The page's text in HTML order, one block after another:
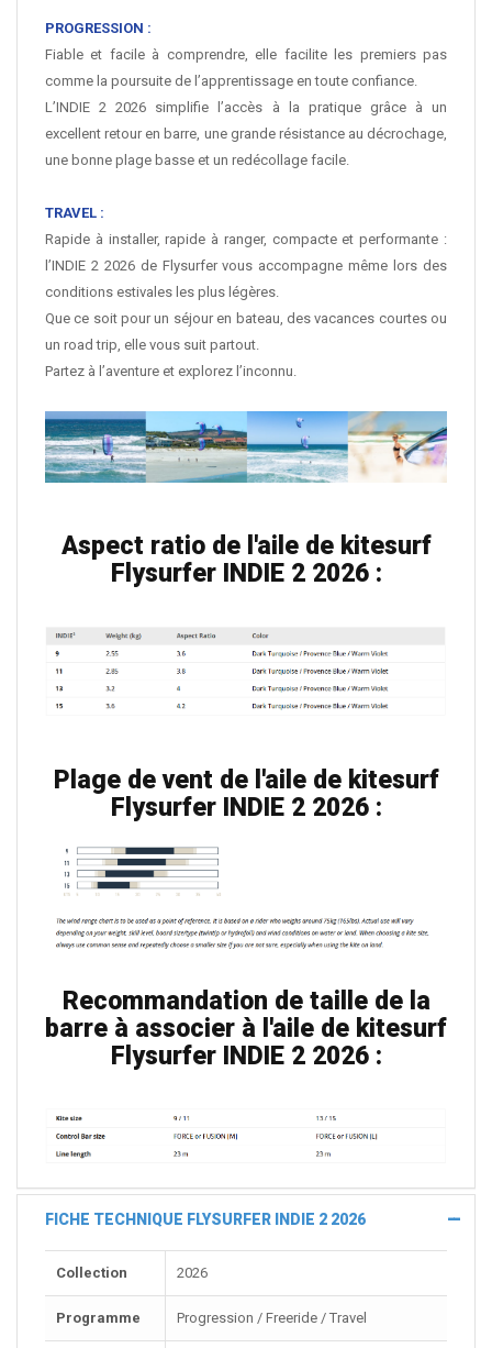
PROGRESSION :
Fiable et facile à comprendre, elle facilite les premiers pas
comme la poursuite de l’apprentissage en toute confiance.
L’INDIE 2 2026 simplifie l’accès à la pratique grâce à un
excellent retour en barre, une grande résistance au décrochage,
une bonne plage basse et un redécollage facile.
TRAVEL :
Rapide à installer, rapide à ranger, compacte et performante :
l’INDIE 2 2026 de Flysurfer vous accompagne même lors des
conditions estivales les plus légères.
Que ce soit pour un séjour en bateau, des vacances courtes ou
un road trip, elle vous suit partout.
Partez à l’aventure et explorez l’inconnu.
Aspect ratio de l'aile de kitesurf
Flysurfer INDIE 2 2026 :
Plage de vent de l'aile de kitesurf
Flysurfer INDIE 2 2026 :
Recommandation de taille de la
barre à associer à l'aile de kitesurf
Flysurfer INDIE 2 2026 :
FICHE TECHNIQUE FLYSURFER INDIE 2 2026
Collection 2026
Programme Progression / Freeride / Travel